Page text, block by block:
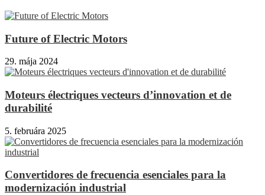
Future of Electric Motors
29. mája 2024
Moteurs électriques vecteurs d’innovation et de
durabilité
5. februára 2025
Convertidores de frecuencia esenciales para la
modernización industrial